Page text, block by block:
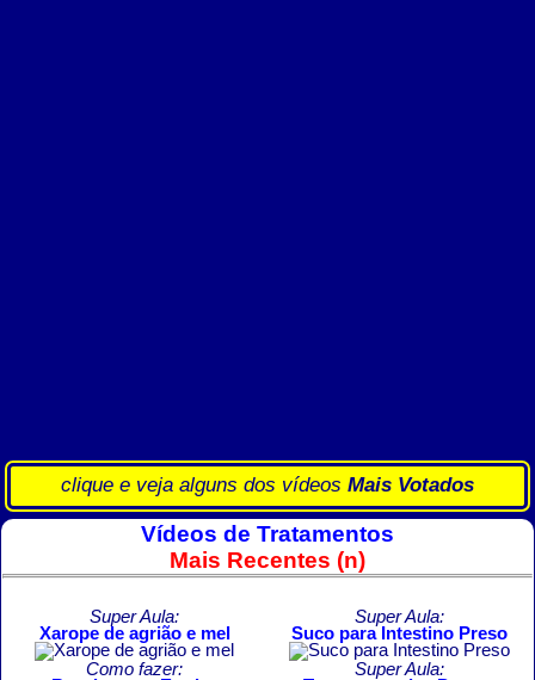
clique e veja alguns dos vídeos Mais Votados
Vídeos de Tratamentos
Mais Recentes (n)
Super Aula:
Xarope de agrião e mel
Super Aula:
Suco para Intestino Preso
Como fazer:
Super Aula: